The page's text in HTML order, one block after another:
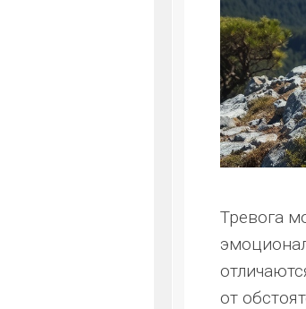
Тревога
от